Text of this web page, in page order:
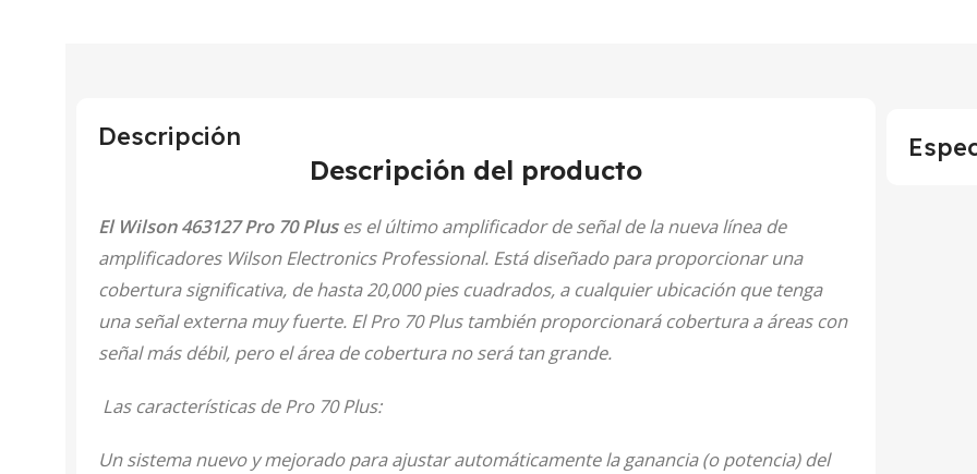
Descripción
Descripción del producto
El Wilson 463127 Pro 70 Pluses el último amplificador de señal de la nueva línea de
amplificadores Wilson Electronics Professional. Está diseñado para proporcionar una
cobertura significativa, de hasta 20,000 pies cuadrados, a cualquier ubicación que tenga
una señal externa muy fuerte. El Pro 70 Plus también proporcionará cobertura a áreas con
señal más débil, pero el área de cobertura no será tan grande.
Las características de Pro 70 Plus:
Un sistema nuevo y mejorado para ajustar automáticamente la ganancia (o potencia) del